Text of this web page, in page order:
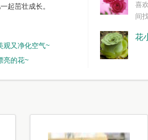
起茁壮成长。
观又净化空气~
亮的花~
我们自己复杂
喜
间
花